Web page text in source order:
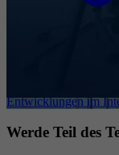
Entwicklungen im
Werde Teil des